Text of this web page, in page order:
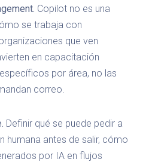
Copilot no es una
se trabaja con
que ven
en capacitación
por área, no las
correo.
Definir qué se puede pedir a
humana antes de salir, cómo
por IA en flujos